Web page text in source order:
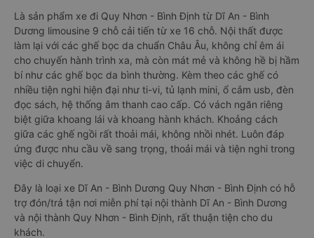
Là sản phẩm xe đi Quy Nhơn - Bình Định từ Dĩ An - Bình
Dương limousine 9 chỗ cải tiến từ xe 16 chỗ. Nội thất được
làm lại với các ghế bọc da chuẩn Châu Âu, không chỉ êm ái
cho chuyến hành trình xa, mà còn mát mẻ và không hề bị hầm
bí như các ghế bọc da bình thường. Kèm theo các ghế có
nhiều tiện nghi hiện đại như ti-vi, tủ lạnh mini, ổ cắm usb, đèn
đọc sách, hệ thống âm thanh cao cấp. Có vách ngăn riêng
biệt giữa khoang lái và khoang hành khách. Khoảng cách
giữa các ghế ngồi rất thoải mái, không nhồi nhét. Luôn đáp
ứng được nhu cầu về sang trọng, thoải mái và tiện nghi trong
việc di chuyển.
Đây là loại xe Dĩ An - Bình Dương Quy Nhơn - Bình Định có hỗ
trợ đón/trả tận nơi miễn phí tại nội thành Dĩ An - Bình Dương
và nội thành Quy Nhơn - Bình Định, rất thuận tiện cho du
khách.